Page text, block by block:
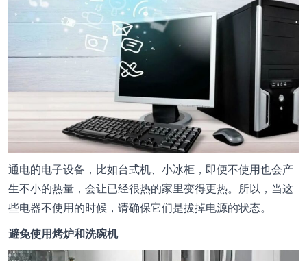
通电的电子设备，比如台式机、小冰柜，即便不使用也会产
生不小的热量，会让已经很热的家里变得更热。所以，当这
些电器不使用的时候，请确保它们是拔掉电源的状态。
避免使用烤炉和洗碗机